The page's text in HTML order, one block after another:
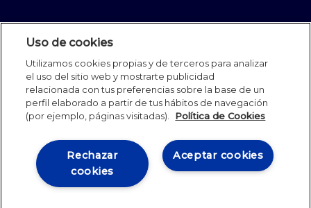
Aviso legal
Política de Cookies
Política de seguridad
Student Academic Standards
Canal Compliance
Site Map
IE University 2026
Uso de cookies
Utilizamos cookies propias y de terceros para analizar
el uso del sitio web y mostrarte publicidad
relacionada con tus preferencias sobre la base de un
perfil elaborado a partir de tus hábitos de navegación
(por ejemplo, páginas visitadas).
Política de Cookies
Aceptar cookies
Rechazar
cookies